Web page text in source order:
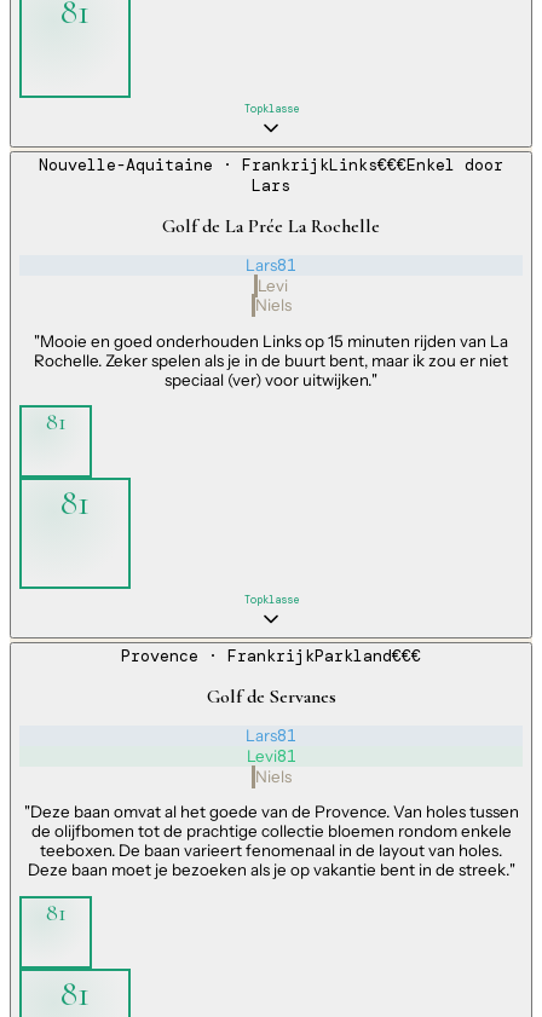
81
Topklasse
Nouvelle-Aquitaine · FrankrijkLinks€€€Enkel door
Lars
Golf de La Prée La Rochelle
Lars81
Levi
Niels
"Mooie en goed onderhouden Links op 15 minuten rijden van La
Rochelle. Zeker spelen als je in de buurt bent, maar ik zou er niet
speciaal (ver) voor uitwijken."
81
81
Topklasse
Provence · FrankrijkParkland€€€
Golf de Servanes
Lars81
Levi81
Niels
"Deze baan omvat al het goede van de Provence. Van holes tussen
de olijfbomen tot de prachtige collectie bloemen rondom enkele
teeboxen. De baan varieert fenomenaal in de layout van holes.
Deze baan moet je bezoeken als je op vakantie bent in de streek."
81
81